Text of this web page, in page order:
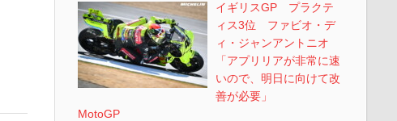
イギリスGP プラクテ
ィス3位 ファビオ・デ
ィ・ジャンアントニオ
「アプリリアが非常に速
いので、明日に向けて改
善が必要」
MotoGP